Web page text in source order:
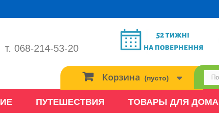
т. 068-214-53-20
Корзина (пусто)
ПУТЕШЕСТВИЯ ТОВАРЫ ДЛЯ ДОМА